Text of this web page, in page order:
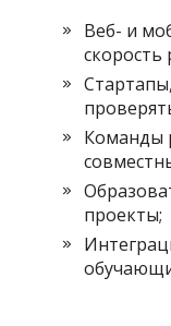
Веб- и
скорость
Команды
проекты;